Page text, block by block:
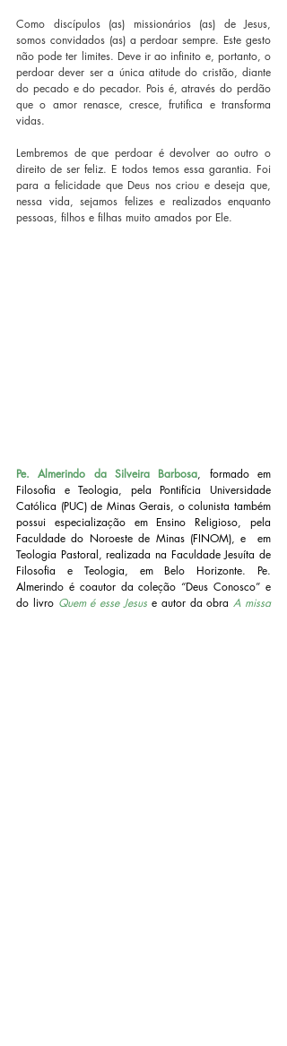
Como discípulos (as) missionários (as) de Jesus,
somos convidados (as) a perdoar sempre. Este gesto
não pode ter limites. Deve ir ao infinito e, portanto, o
perdoar dever ser a única atitude do cristão, diante
do pecado e do pecador. Pois é, através do perdão
que o amor renasce, cresce, frutifica e transforma
vidas.
Lembremos de que perdoar é devolver ao outro o
direito de ser feliz. E todos temos essa garantia. Foi
para a felicidade que Deus nos criou e deseja que,
nessa vida, sejamos felizes e realizados enquanto
pessoas, filhos e filhas muito amados por Ele.
Pe. Almerindo da Silveira Barbosa, formado em
Filosofia e Teologia, pela Pontifícia Universidade
Católica (PUC) de Minas Gerais, o colunista também
possui especialização em Ensino Religioso, pela
Faculdade do Noroeste de Minas (FINOM), e  em
Teologia Pastoral, realizada na Faculdade Jesuíta de
Filosofia e Teologia, em Belo Horizonte. Pe.
Almerindo é coautor da coleção “Deus Conosco” e
do livro Quem é esse Jesus e autor da obra A missa